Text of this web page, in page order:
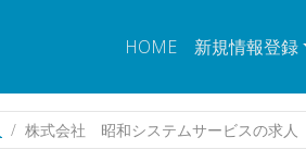
HOME 新規情報登録
株式会社 昭和システムサービスの求人